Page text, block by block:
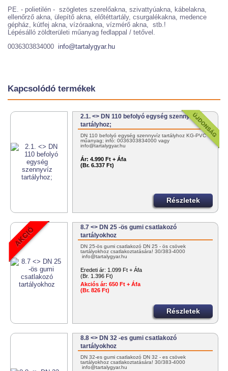
PE. - polietilén - szögletes szerelőakna, szivattyúakna, kábelakna,
ellenőrző akna, ülepítő akna, előtéttartály, csurgalékakna, medence
gépház, kútfej akna, vízóraakna, vízmérő akna, stb.!
Lépésálló zöldterületi műanyag fedlappal / tetővel.
0036303834000 info@tartalygyar.hu
Kapcsolódó termékek
2.1. <> DN 110 befolyó egység szennyvíz
tartályhoz;
DN 110 befolyó egység szennyvíz tartályhoz KG-PVC
műanyag; infó: 0036303834000 vagy
info@tartalygyar.hu
Ár: 4.990 Ft + Áfa
(Br. 6.337 Ft)
Részletek
8.7 <> DN 25 -ös gumi csatlakozó
tartályokhoz
DN 25-ös gumi csatlakozó DN 25 - ös csövek
tartályokhoz csatlakoztatására! 30/383-4000
info@tartalygyar.hu
Eredeti ár: 1.099 Ft + Áfa
(Br. 1.396 Ft)
Akciós ár: 650 Ft + Áfa
(Br. 826 Ft)
Részletek
8.8 <> DN 32 -es gumi csatlakozó
tartályokhoz
DN 32-es gumi csatlakozó DN 32 - es csövek
tartályokhoz csatlakoztatására! 30/383-4000
info@tartalygyar.hu